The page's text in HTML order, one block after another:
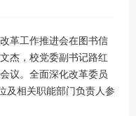
革工作推进会在图书信
杰，校党委副书记路红
议。全面深化改革委员
及相关职能部门负责人参